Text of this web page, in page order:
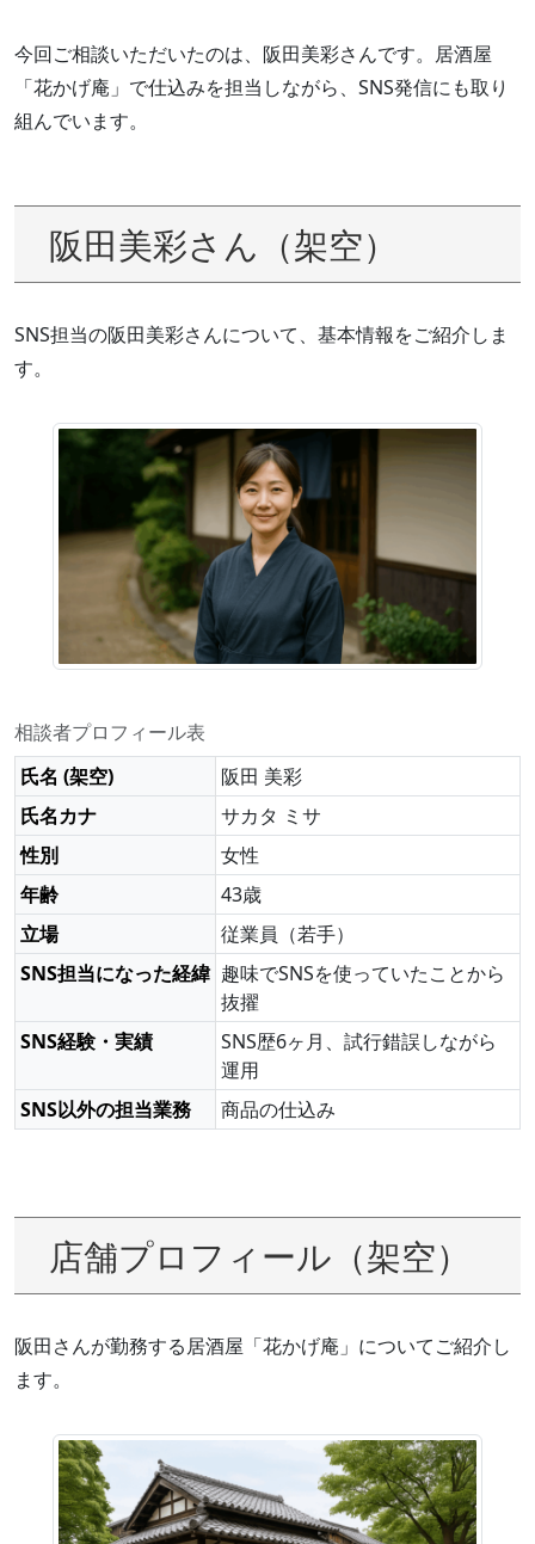
今回ご相談いただいたのは、阪田美彩さんです。居酒屋
「花かげ庵」で仕込みを担当しながら、SNS発信にも取り
組んでいます。
阪田美彩さん（架空）
SNS担当の阪田美彩さんについて、基本情報をご紹介しま
す。
相談者プロフィール表
氏名 (架空)
阪田 美彩
氏名カナ
サカタ ミサ
性別
女性
年齢
43歳
立場
従業員（若手）
SNS担当になった経緯 趣味でSNSを使っていたことから
抜擢
SNS経験・実績
SNS歴6ヶ月、試行錯誤しながら
運用
SNS以外の担当業務
商品の仕込み
店舗プロフィール（架空）
阪田さんが勤務する居酒屋「花かげ庵」についてご紹介し
ます。